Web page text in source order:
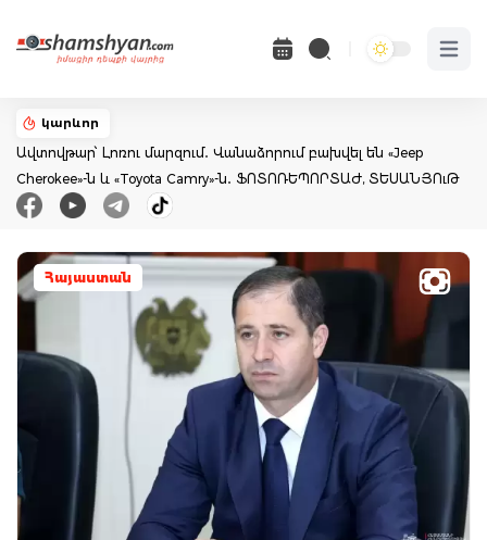
Open
կարևոր
Ավտովթար՝ Լոռու մարզում․ Վանաձորում բախվել են «Jeep
Cherokee»-ն և «Toyota Camry»-ն․ ՖՈՏՈՌԵՊՈՐՏԱԺ, ՏԵՍԱՆՅՈւԹ
Հայաստան